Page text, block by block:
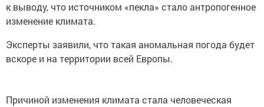
к выводу, что источником «пекла» стало антропогенное
изменение климата.
Эксперты заявили, что такая аномальная погода будет
вскоре и на территории всей Европы.
Причиной изменения климата стала человеческая